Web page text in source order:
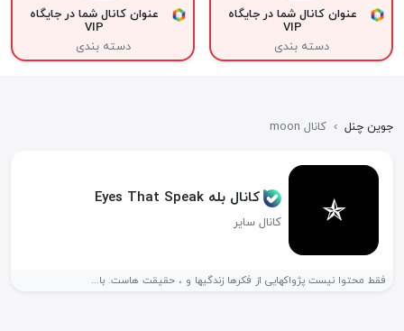
عنوان کانال شما در جایگاه
VIP
دسته بندی
عنوان کانال شما در جایگاه
VIP
دسته بندی
جوین چنل › کانال moon
کانال بله Eyes That Speak
کانال سایر
فقط محتوا نیست پژواکهایی از فکرها زندگیها و ، حقیقت هاست. با...